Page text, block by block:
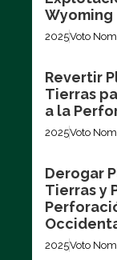
Wyoming
2025Voto
Revertir
Tierras
a la
2025Voto
Derogar
Tierras y
2025Voto